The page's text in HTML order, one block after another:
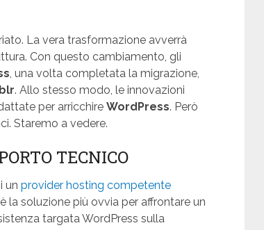
La vera trasformazione avverrà
Con questo cambiamento, gli
, una volta completata la migrazione,
. Allo stesso modo, le innovazioni
per arricchire WordPress. Però
Staremo a vedere.
TECNICO
un provider hosting competente
la soluzione più ovvia per affrontare un
targata WordPress sulla